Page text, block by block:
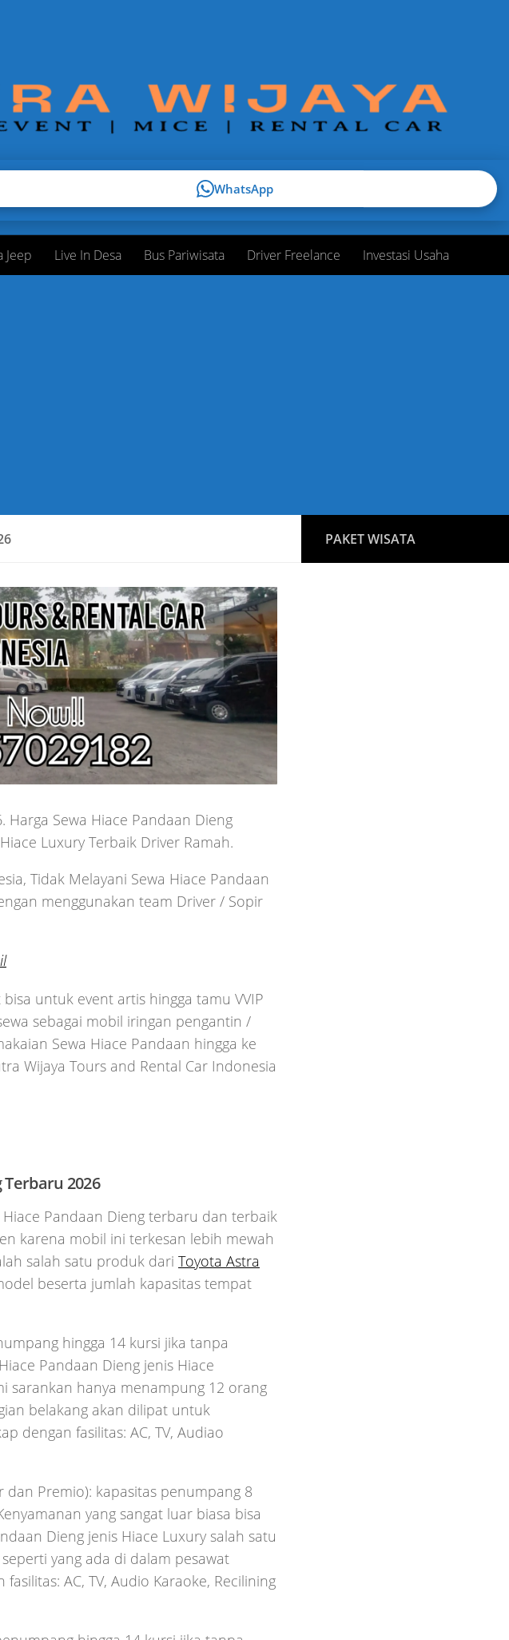
Jeep Live In Desa Bus Pariwisata Driver Freelance Investasi Usaha
Harga Sewa Hiace Pandaan Dieng
Luxury Terbaik Driver Ramah.
Tidak Melayani Sewa Hiace Pandaan
menggunakan team Driver / Sopir
untuk event artis hingga tamu VVIP
sebagai mobil iringan pengantin /
Sewa Hiace Pandaan hingga ke
Wijaya Tours and Rental Car Indonesia
2026
Pandaan Dieng terbaru dan terbaik
karena mobil ini terkesan lebih mewah
salah satu produk dari Toyota Astra
beserta jumlah kapasitas tempat
hingga 14 kursi jika tanpa
Pandaan Dieng jenis Hiace
sarankan hanya menampung 12 orang
belakang akan dilipat untuk
dengan fasilitas: AC, TV, Audiao
Premio): kapasitas penumpang 8
yang sangat luar biasa bisa
Dieng jenis Hiace Luxury salah satu
yang ada di dalam pesawat
AC, TV, Audio Karaoke, Recilining
PAKET WISATA
WhatsApp